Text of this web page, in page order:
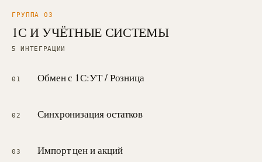
ГРУППА 03
1С И УЧЁТНЫЕ СИСТЕМЫ
5 ИНТЕГРАЦИИ
01 Обмен с 1С:УТ / Розница
02 Синхронизация остатков
03 Импорт цен и акций